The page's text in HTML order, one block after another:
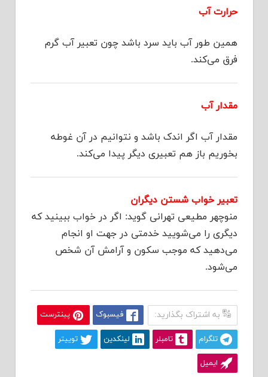
حرارت آب
همین طور آب باید سرد باشد چون تعبیر آب گرم
فرق می‌کند.
مقدار آب
مقدار آب اگر اندک باشد و نتوانیم در آن غوطه
بخوریم باز هم تعبیری دیگر پیدا می‌کند.
تعبیر خواب شستن دیگران
منوچهر مطیعی تهرانی گوید: اگر در خواب ببینید که
دیگری را می‌شویید خدمتی در جهت او انجام
می‌دهید که موجب سکون و آرامش آن شخص
می‌شود.
به اشتراک بگذارید: فیسبوک پینترست
تلگرام تامبلر لینکدین توییتر
ایمیل